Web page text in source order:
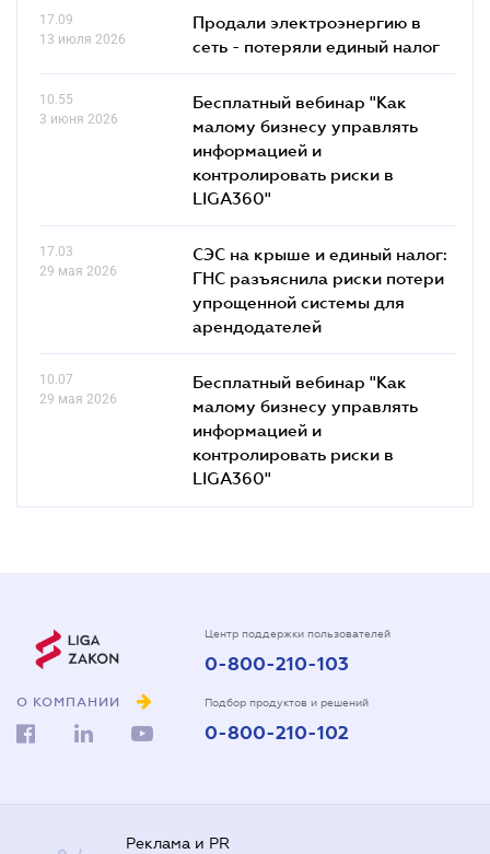
17.09
13 июля 2026
Продали электроэнергию в
сеть - потеряли единый налог
10.55
3 июня 2026
Бесплатный вебинар "Как
малому бизнесу управлять
информацией и
контролировать риски в
LIGA360"
17.03
29 мая 2026
СЭС на крыше и единый налог:
ГНС разъяснила риски потери
упрощенной системы для
арендодателей
10.07
29 мая 2026
Бесплатный вебинар "Как
малому бизнесу управлять
информацией и
контролировать риски в
LIGA360"
О КОМПАНИИ
Центр поддержки пользователей
0-800-210-103
Подбор продуктов и решений
0-800-210-102
Реклама и PR